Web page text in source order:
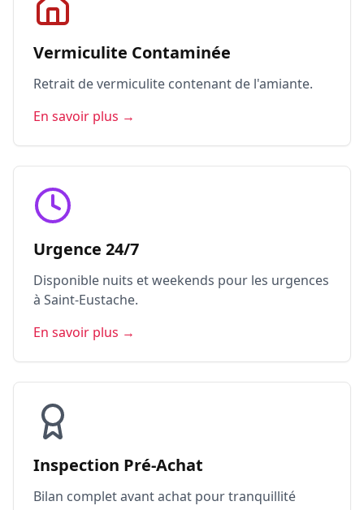
Vermiculite Contaminée
Retrait de vermiculite contenant de l'amiante.
En savoir plus →
Urgence 24/7
Disponible nuits et weekends pour les urgences
à Saint-Eustache.
En savoir plus →
Inspection Pré-Achat
Bilan complet avant achat pour tranquillité